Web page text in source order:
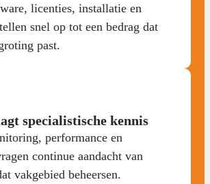
licenties, installatie en
snel op tot een bedrag dat
past.
specialistische kennis
performance en
continue aandacht van
vakgebied beheersen.